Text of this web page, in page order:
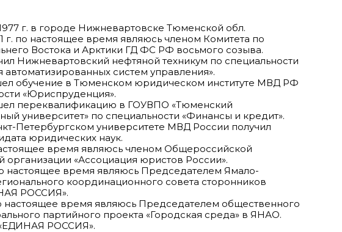
г. в городе Нижневартовске Тюменской обл.
г. по настоящее время являюсь членом Комитета по
Востока и Арктики ГД ФС РФ восьмого созыва.
Нижневартовский нефтяной техникум по специальности
автоматизированных систем управления».
обучение в Тюменском юридическом институте МВД РФ
«Юриспруденция».
переквалификацию в ГОУВПО «Тюменский
университет» по специальности «Финансы и кредит».
Петербургском университете МВД России получил
юридических наук.
время являюсь членом Общероссийской
организации «Ассоциация юристов России».
настоящее время являюсь Председателем Ямало-
координационного совета сторонников
РОССИЯ».
настоящее время являюсь Председателем общественного
партийного проекта «Городская среда» в ЯНАО.
РОССИЯ».